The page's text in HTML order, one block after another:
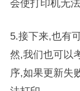
会使打印机无
5.接下来,也有
然,我们也可以
序,如果更新失